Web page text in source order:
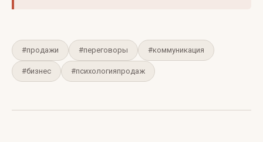
#продажи #переговоры #коммуникация
#бизнес #психологияпродаж